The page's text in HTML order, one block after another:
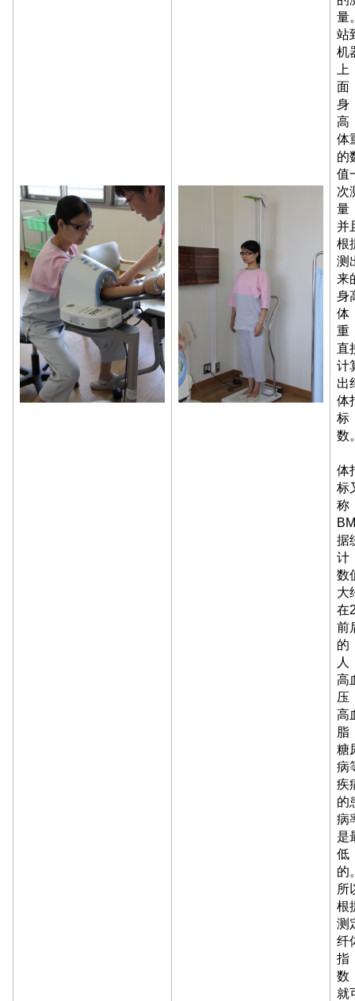
量
站
机
上
面
身
高
体
的
值
次
量
并
根
测
来
身
体
重
直
计
出
体
标
数
体
标
称
据
计
数
大
在
前
的
人
高
压
高
脂
糖
病
疾
的
病
是
低
的
所
根
测
纤
指
数
就